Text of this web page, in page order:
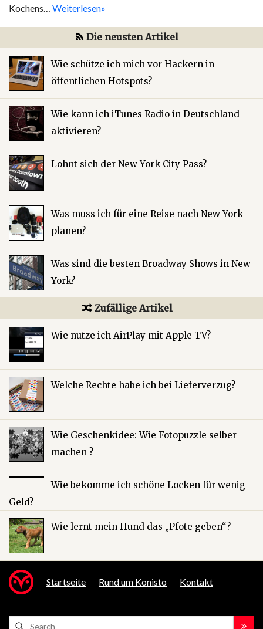
Kochens… Weiterlesen»
Die neusten Artikel
Wie schütze ich mich vor Hackern in
öffentlichen Hotspots?
Wie kann ich iTunes Radio in Deutschland
aktivieren?
Lohnt sich der New York City Pass?
Was muss ich für eine Reise nach New York
planen?
Was sind die besten Broadway Shows in New
York?
Zufällige Artikel
Wie nutze ich AirPlay mit Apple TV?
Welche Rechte habe ich bei Lieferverzug?
Wie Geschenkidee: Wie Fotopuzzle selber
machen ?
Wie bekomme ich schöne Locken für wenig
Geld?
Wie lernt mein Hund das „Pfote geben“?
Startseite Rund um Konisto Kontakt